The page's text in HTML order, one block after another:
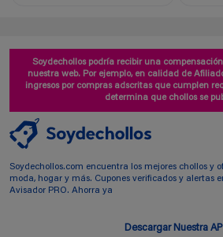
Soydechollos podría recibir una
nuestra web. Por ejemplo, en calidad de
ingresos por compras adscritas que cumplen
determina que chollos se
Soydechollos.com encuentra los mejores chollos y
moda, hogar y más. Cupones verificados y alertas
Avisador PRO. Ahorra ya
Descargar Nuestra